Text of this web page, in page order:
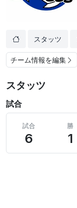
スタッツ
チーム情報を編集
スタッツ
試合
試合
6
勝
1